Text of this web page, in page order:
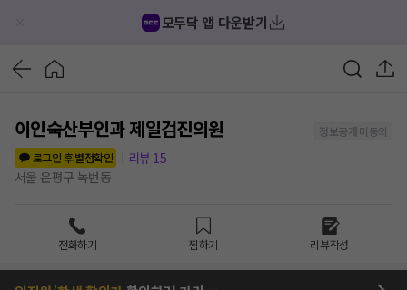
모두닥 앱 다운받기
이인숙산부인과 제일검진의원
정보공개 미동의
로그인 후 별점확인
리뷰 15
서울 은평구 녹번동
전화하기 찜하기 리뷰작성